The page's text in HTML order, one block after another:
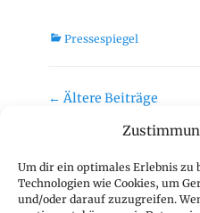
Um dir ein optimales Erlebnis zu
Technologien wie Cookies, um
und/oder darauf zuzugreifen.
K
i
e
n
Pressespiegel
Beitrag-
← Ältere Beiträge
Geschäftsstelle
CTJ Geschäftsstelle